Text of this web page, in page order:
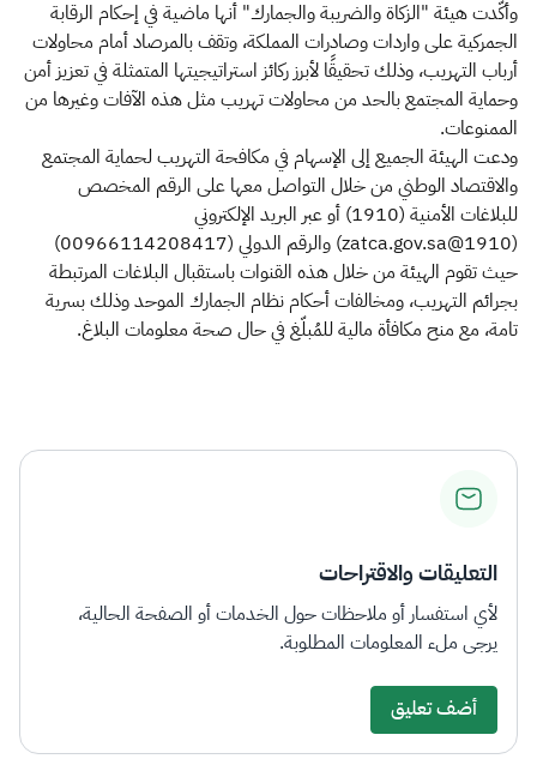
وأكّدت هيئة "الزكاة والضريبة والجمارك" أنها ماضية في إحكام الرقابة
الجمركية على واردات وصادرات المملكة، وتقف بالمرصاد أمام محاولات
أرباب التهريب، وذلك تحقيقًا لأبرز ركائز استراتيجيتها المتمثلة في تعزيز أمن
وحماية المجتمع بالحد من محاولات تهريب مثل هذه الآفات وغيرها من
الممنوعات.
ودعت الهيئة الجميع إلى الإسهام في مكافحة التهريب لحماية المجتمع
والاقتصاد الوطني من خلال التواصل معها على الرقم المخصص
للبلاغات الأمنية (1910) أو عبر البريد الإلكتروني
(1910@zatca.gov.sa) والرقم الدولي (00966114208417)
حيث تقوم الهيئة من خلال هذه القنوات باستقبال البلاغات المرتبطة
بجرائم التهريب، ومخالفات أحكام نظام الجمارك الموحد وذلك بسرية
تامة، مع منح مكافأة مالية للمُبلّغ في حال صحة معلومات البلاغ.
التعليقات والاقتراحات
لأي استفسار أو ملاحظات حول الخدمات أو الصفحة الحالية،
يرجى ملء المعلومات المطلوبة.
أضف تعليق